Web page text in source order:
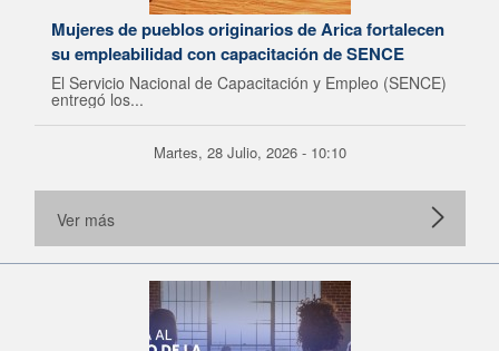
Mujeres de pueblos originarios de Arica fortalecen
su empleabilidad con capacitación de SENCE
El Servicio Nacional de Capacitación y Empleo (SENCE)
entregó los...
Martes, 28 Julio, 2026 - 10:10
Ver más